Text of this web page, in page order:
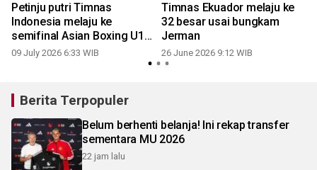
Petinju putri Timnas
Indonesia melaju ke
semifinal Asian Boxing U19
dan U23
09 July 2026 6:33 WIB
Timnas Ekuador melaju ke
32 besar usai bungkam
Jerman
26 June 2026 9:12 WIB
Berita Terpopuler
Belum berhenti belanja! Ini rekap transfer
sementara MU 2026
22 jam lalu